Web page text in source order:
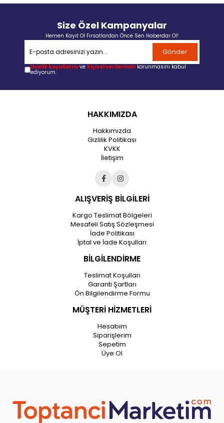
Size Özel Kampanyalar
Hemen Kayıt Ol Fırsatlardan Önce Sen Haberdar Ol!
Gönder
Üyelik koşullarını ve kişisel verilerimin korunmasını kabul
ediyorum.
HAKKIMIZDA
Hakkımızda
Gizlilik Politikası
KVKK
İletişim
ALIŞVERİŞ BİLGİLERİ
Kargo Teslimat Bölgeleri
Mesafeli Satış Sözleşmesi
İade Politikası
İptal ve İade Koşulları
BİLGİLENDİRME
Teslimat Koşulları
Garanti Şartları
Ön Bilgilendirme Formu
MÜŞTERİ HİZMETLERİ
Hesabım
Siparişlerim
Sepetim
Üye Ol